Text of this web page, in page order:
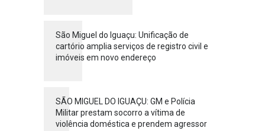
São Miguel do Iguaçu: Unificação de
cartório amplia serviços de registro civil e
imóveis em novo endereço
SÃO MIGUEL DO IGUAÇU: GM e Polícia
Militar prestam socorro a vítima de
violência doméstica e prendem agressor